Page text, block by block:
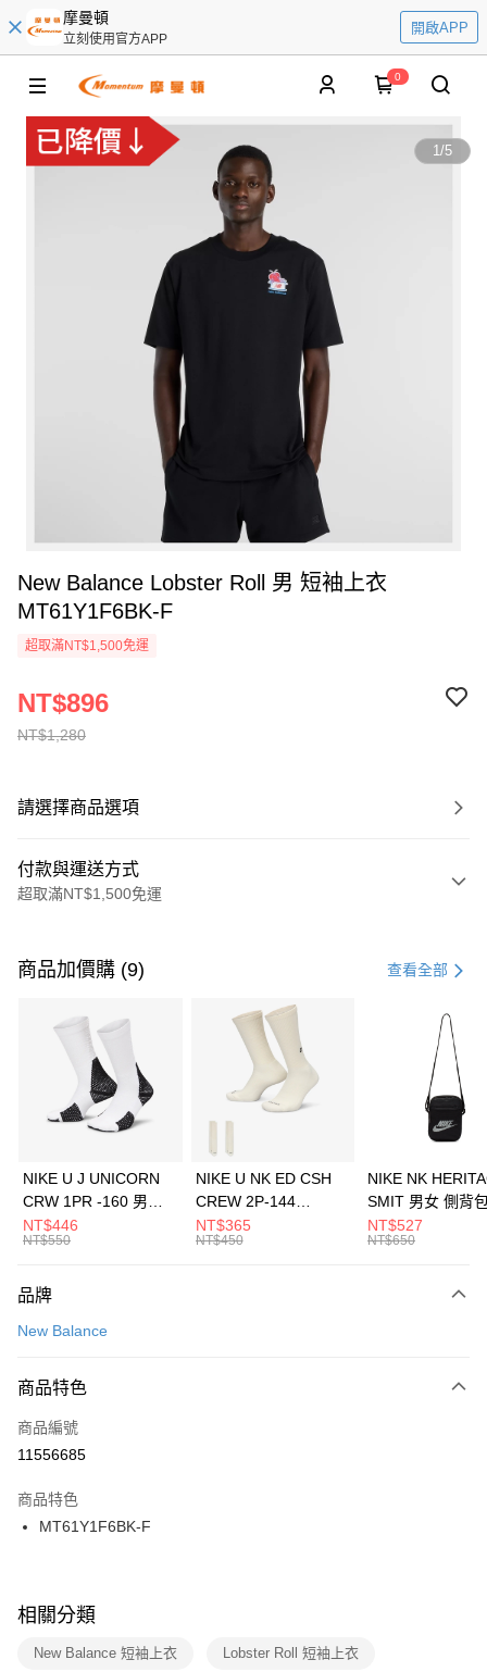
摩曼頓
立刻使用官方APP
開啟APP
0
1/5
New Balance Lobster Roll 男 短袖上衣
MT61Y1F6BK-F
超取滿NT$1,500免運
NT$1,280
NT$896
請選擇商品選項
付款與運送方式
超取滿NT$1,500免運
信用卡一次付款
3 期 0 利率 每期 21家銀行
合作金庫商業銀行
第一商業銀行
華南商業銀行
彰化商業銀行
上海商業儲蓄銀行
元大商業銀行
台灣樂天信用卡公司
Apple Pay
全盈+PAY
AFTEE先享後付
【關於「AFTEE先享後付」】
便利好安心！
３．安心：先確認商品／服務後，再付款。
【「AFTEE先享後付」結帳流程】
１．於結帳方式選擇「AFTEE先享後付」後，將跳轉至「AFTEE先享後付」
２．訂單成立數日內，您將收到繳費通知簡訊。
３．收到繳費通知簡訊後14天內，點擊此簡訊中的連結，可透過四大超商／
ATM／網路銀行／等多元方式進行付款，方視為交易完成。
※ 交易是否成功請以「AFTEE先享後付 」之結帳頁面顯示為準，若有關於
是否繳費成功／繳費後需取消欲退款等相關疑問，請聯繫「AFTEE先享後付
客戶支援中心」 https://netprotections.freshdesk.com/support/home
運送方式
每筆NT$100，滿NT$1,500(含以上)免運費
宅配
每筆NT$100，滿NT$1,500(含以上)免運費
付款後門市自取
每筆NT$100，滿NT$1,500(含以上)免運費
商品加價購 (9) 查看全部
NIKE U J UNICORN
CRW 1PR -160 男女
中統襪 FZ3393100
NT$446
NT$550
NIKE U NK ED CSH
CREW 2P-144
EMBRDY 男女 短統襪
FZ3073133
NT$365
NT$450
NIKE NK
SMIT 男女 側背
BA5871010
NT$527
NT$650
品牌
New Balance
商品特色
商品編號
11556685
商品特色
MT61Y1F6BK-F
相關分類
New Balance 短袖上衣 Lobster Roll 短袖上衣